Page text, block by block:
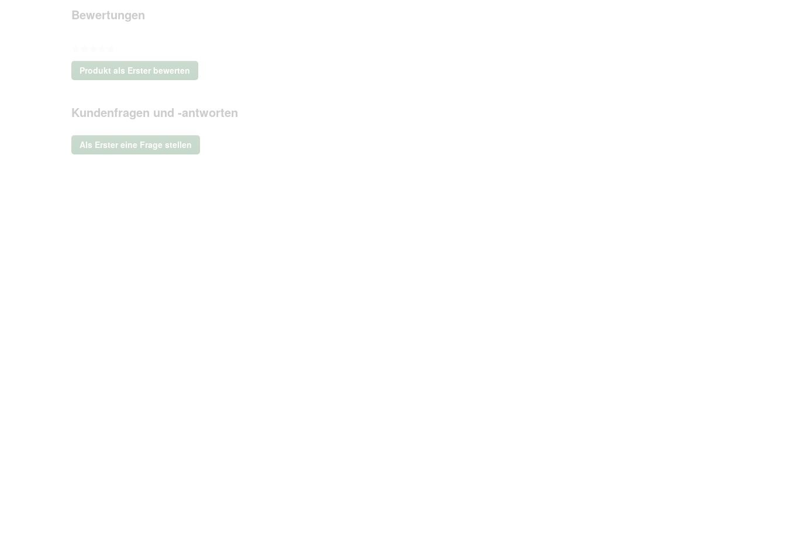
Bewertungen
Kein
Beurteilungswert
Produkt als Erster bewerten
.
Aktion
ein
modales
Kundenfragen und -antworten
Als Erster eine Frage stellen